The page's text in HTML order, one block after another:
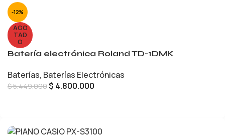
-12%
AGO
TAD
O
Batería electrónica Roland TD-1DMK
Baterías, Baterías Electrónicas
$5.449.000$ 4.800.000